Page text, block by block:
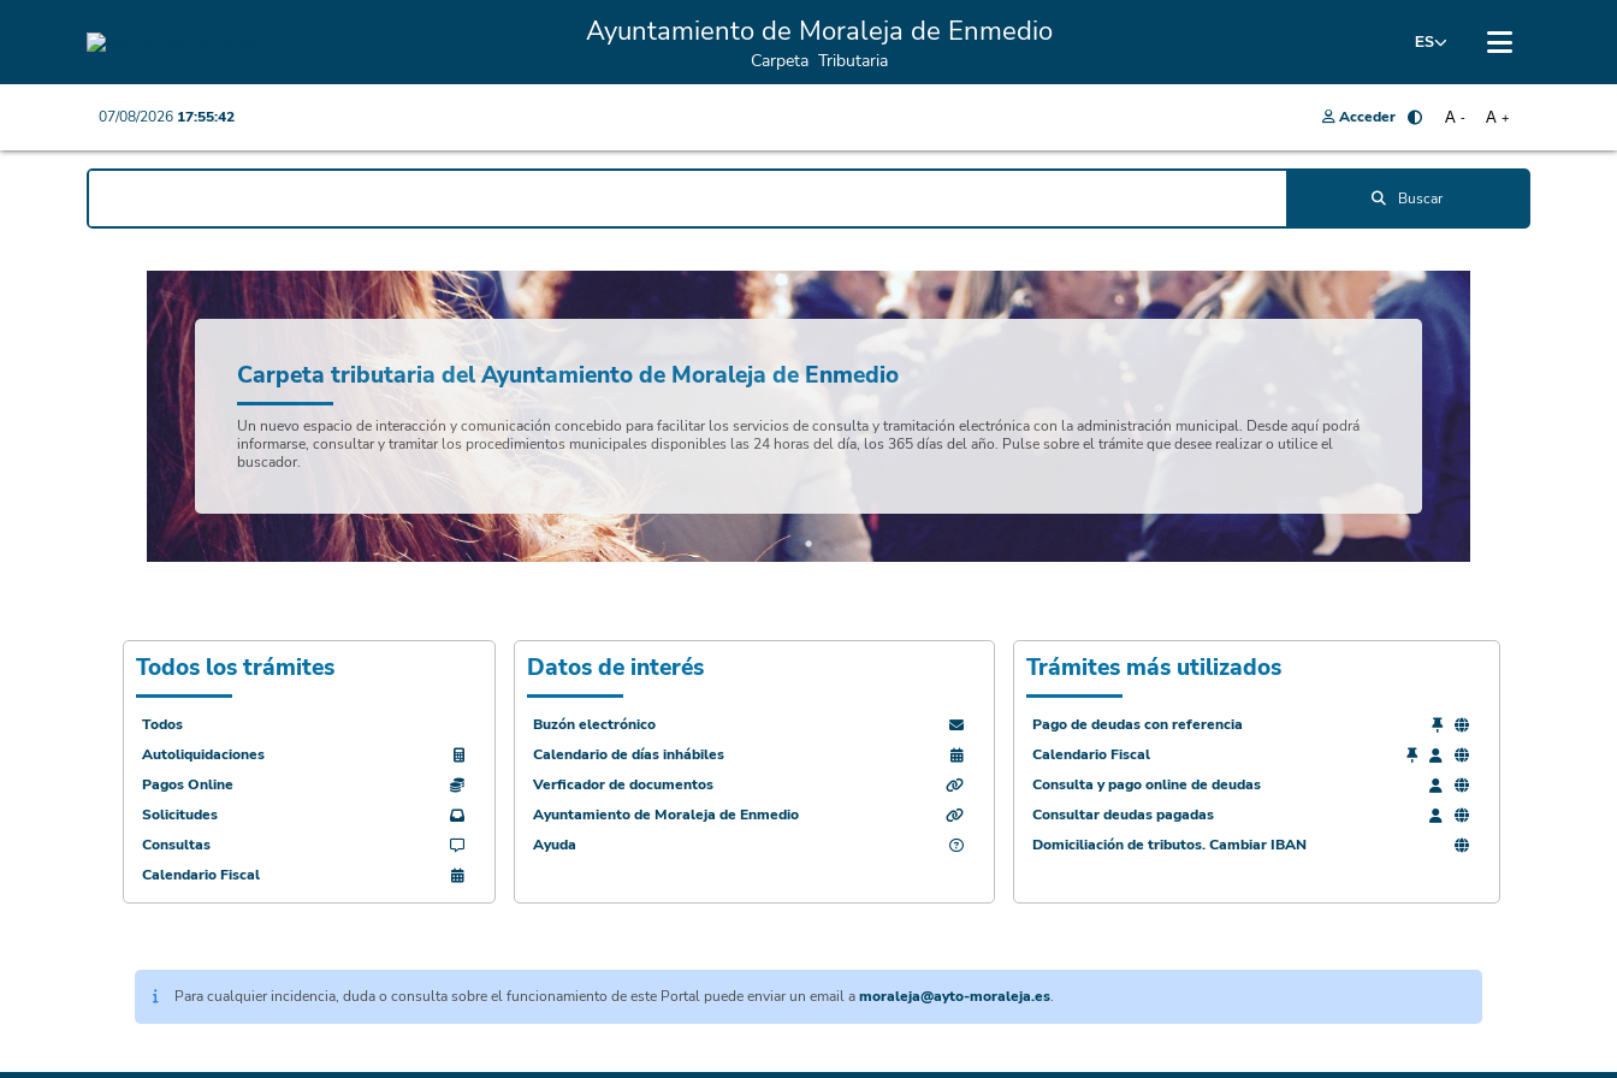
ES
Ayuntamiento de Moraleja de Enmedio
Carpeta Tributaria
07/08/2026 17:55:42 Acceder A +
A -
Buscar
Carpeta tributaria del Ayuntamiento de Moraleja de Enmedio
Un nuevo espacio de interacción y comunicación concebido para facilitar los servicios de consulta y tramitación electrónica con la administración municipal. Desde aquí podrá
informarse, consultar y tramitar los procedimientos municipales disponibles las 24 horas del día, los 365 días del año. Pulse sobre el trámite que desee realizar o utilice el
buscador.
Todos los trámites
Todos
Autoliquidaciones
Pagos Online
Solicitudes
Consultas
Calendario Fiscal
Datos de interés
Buzón electrónico
Calendario de días inhábiles
Verficador de documentos
Ayuntamiento de Moraleja de Enmedio
Ayuda
Trámites más utilizados
Pago de deudas con referencia
Calendario Fiscal
Consulta y pago online de deudas
Consultar deudas pagadas
Domiciliación de tributos. Cambiar IBAN
Para cualquier incidencia, duda o consulta sobre el funcionamiento de este Portal puede enviar un email amoraleja@ayto-moraleja.es.